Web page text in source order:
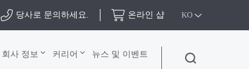
당사로 문의하세요. 온라인 샵 KO
회사 정보 커리어 뉴스 및 이벤트